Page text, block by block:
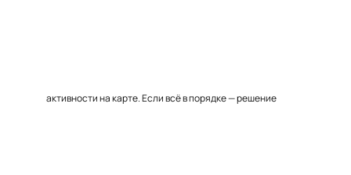
активности на карте. Если всё в порядке — решение